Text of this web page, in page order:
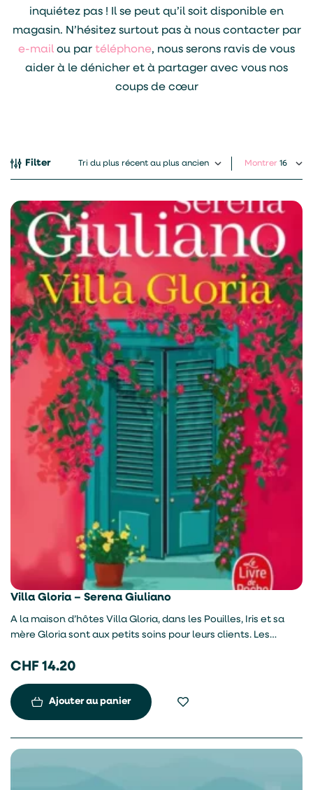
inquiétez pas ! Il se peut qu’il soit disponible en
magasin. N’hésitez surtout pas à nous contacter par
e-mail ou par téléphone, nous serons ravis de vous
aider à le dénicher et à partager avec vous nos
coups de cœur
Filter Montrer
Villa Gloria – Serena Giuliano
A la maison d’hôtes Villa Gloria, dans les Pouilles, Iris et sa
mère Gloria sont aux petits soins pour leurs clients. Les
Gregorio, le roi des râleurs, Valentina et sa filleule Bianca, un
Carla, une grande lectrice qui a fait voeu de silence.
CHF 14.20
Ajouter au panier